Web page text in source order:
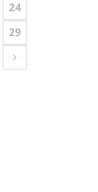
24
29